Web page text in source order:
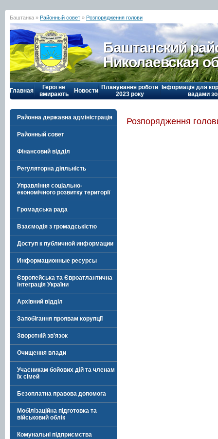
Баштанка » Районный совет » Розпорядження голови
Баштанский
Николаевская
Главная
Герої не
вмирають
Новости Планування роботи
2023 року
Інформація для
вадами
Районна державна адміністрація
Районный совет
Фінансовий відділ
Регуляторна діяльність
Управління соціально-
економічного розвитку території
Громадська рада
Взаємодія з громадськістю
Доступ к публичной информации
Информационные ресурсы
Європейська та Євроатлантична
інтеграція України
Архівний відділ
Запобігання проявам корупції
Зворотній зв'язок
Очищення влади
Учасникам бойових дій та членам
їх сімей
Безоплатна правова допомога
Мобілізаційна підготовка та
військовий облік
Комунальні підприємства
Розпорядження